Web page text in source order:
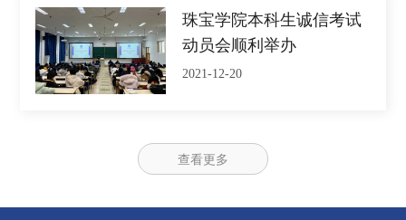
珠宝学院本科生诚信考试
动员会顺利举办
2021-12-20
查看更多